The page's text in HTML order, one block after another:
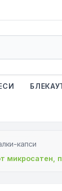
капси